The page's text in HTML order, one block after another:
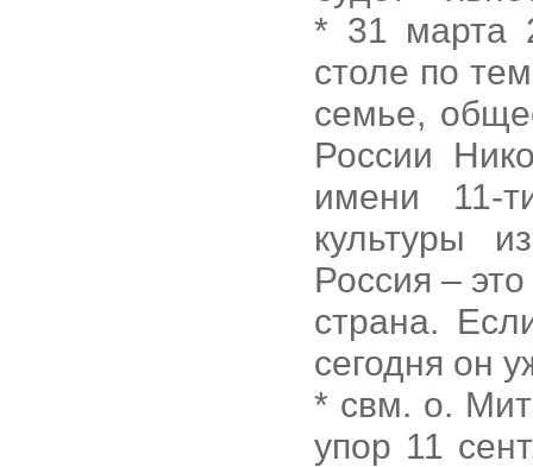
* 31 марта
столе по
семье,
России
имени 11-
культуры
Россия –
страна.
сегодня он
* свм. о.
упор 11